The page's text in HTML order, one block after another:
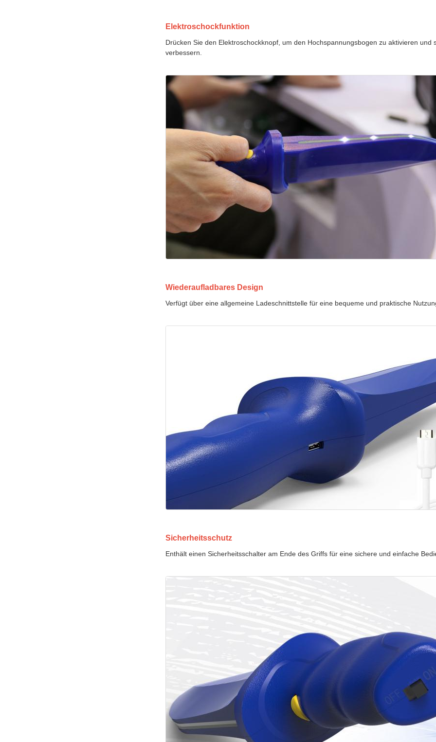
Elektroschockfunktion
Drücken Sie den Elektroschockknopf, um den Hochspannungsbogen zu aktivieren
verbessern.
Wiederaufladbares Design
Verfügt über eine allgemeine Ladeschnittstelle für eine bequeme und praktische
Sicherheitsschutz
Enthält einen Sicherheitsschalter am Ende des Griffs für eine sichere und einfache